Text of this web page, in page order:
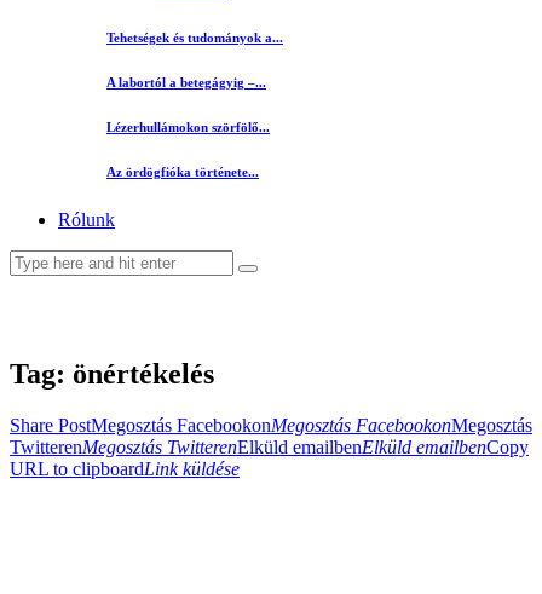
Tehetségek és tudományok a...
A labortól a betegágyig –...
Lézerhullámokon szörfölő...
Az ördögfióka története...
Rólunk
Tag: önértékelés
Share PostMegosztás FacebookonMegosztás FacebookonMegosztás
TwitterenMegosztás TwitterenElküld emailbenElküld emailbenCopy
URL to clipboardLink küldése